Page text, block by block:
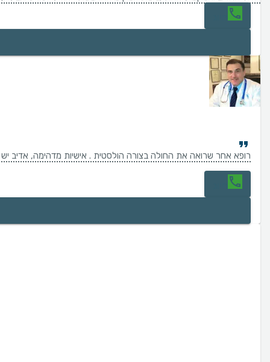
רופא אחר שרואה את החולה בצורה הולסטית . אישיות מדהימה, אדיב יש